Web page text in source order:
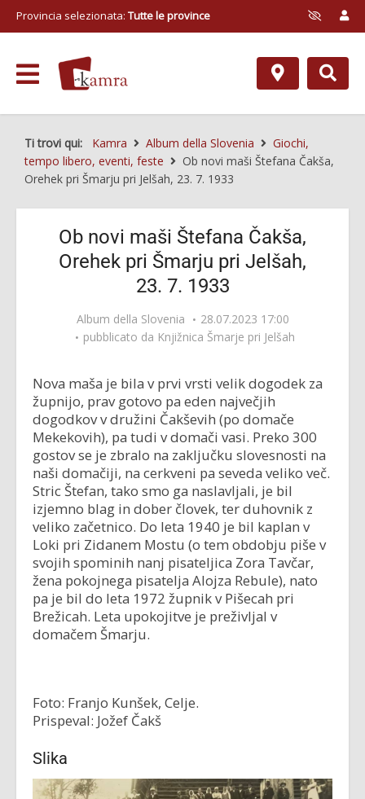
Provincia selezionata: Tutte le province
Ti trovi qui: Kamra Album della Slovenia
Giochi,
tempo libero, eventi, feste
Ob novi maši Štefana Čakša,
Orehek pri Šmarju pri Jelšah, 23. 7. 1933
Ob novi maši Štefana Čakša,
Orehek pri Šmarju pri Jelšah,
23. 7. 1933
Album della Slovenia
28.07.2023 17:00
pubblicato da Knjižnica Šmarje pri Jelšah
Nova maša je bila v prvi vrsti velik dogodek za
župnijo, prav gotovo pa eden največjih
dogodkov v družini Čakševih (po domače
Mekekovih), pa tudi v domači vasi. Preko 300
gostov se je zbralo na zaključku slovesnosti na
naši domačiji, na cerkveni pa seveda veliko več.
Stric Štefan, tako smo ga naslavljali, je bil
izjemno blag in dober človek, ter duhovnik z
veliko začetnico. Do leta 1940 je bil kaplan v
Loki pri Zidanem Mostu (o tem obdobju piše v
svojih spominih nanj pisateljica Zora Tavčar,
žena pokojnega pisatelja Alojza Rebule), nato
pa je bil do leta 1972 župnik v Pišecah pri
Brežicah. Leta upokojitve je preživljal v
domačem Šmarju.
Foto: Franjo Kunšek, Celje.
Prispeval: Jožef Čakš
Slika